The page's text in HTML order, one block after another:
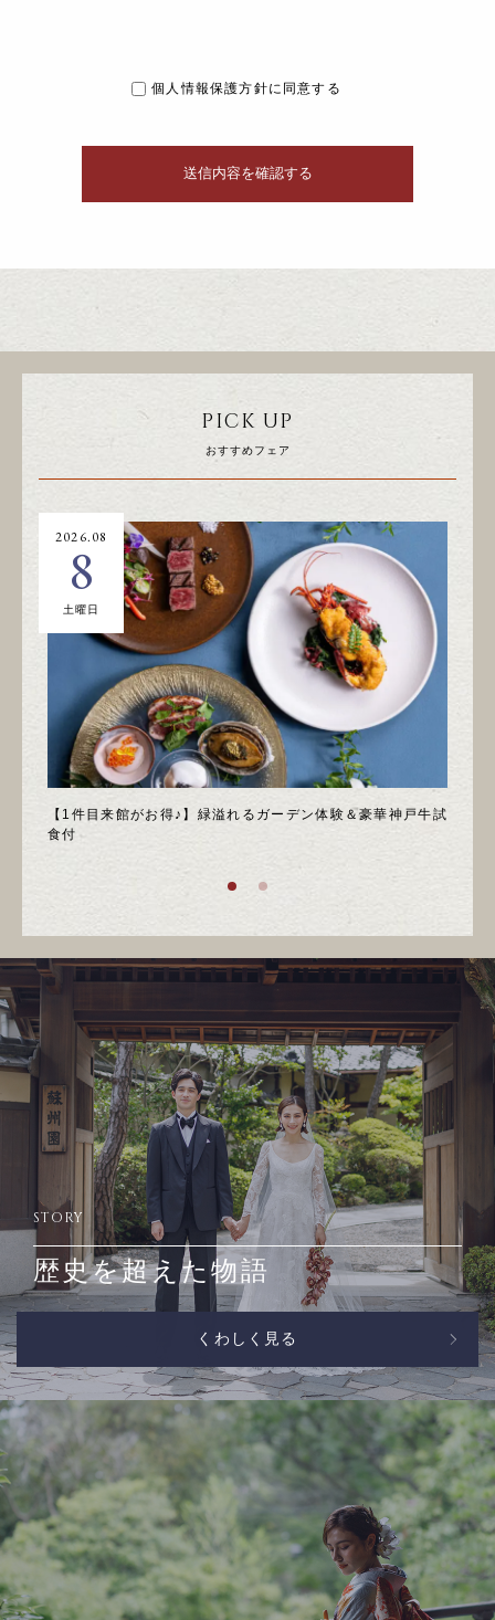
個人情報保護方針に同意する
PICK UP
おすすめフェア
【1件目来館がお得♪】緑溢れるガーデン体験＆豪華神戸牛試
食付
2026.08
8
土曜日
STORY
歴史を超えた物語
くわしく見る